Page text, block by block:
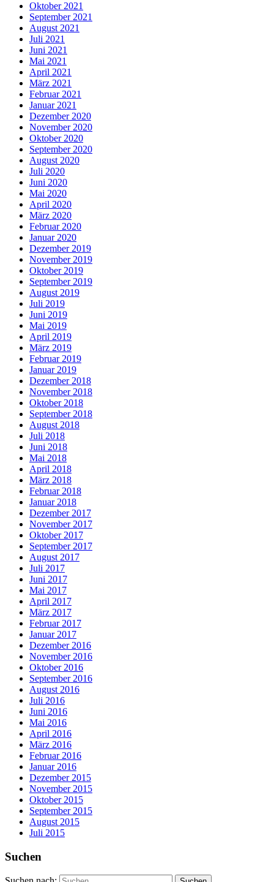
Oktober 2021
September 2021
August 2021
Juli 2021
Juni 2021
Mai 2021
April 2021
März 2021
Februar 2021
Januar 2021
Dezember 2020
November 2020
Oktober 2020
September 2020
August 2020
Juli 2020
Juni 2020
Mai 2020
April 2020
März 2020
Februar 2020
Januar 2020
Dezember 2019
November 2019
Oktober 2019
September 2019
August 2019
Juli 2019
Juni 2019
Mai 2019
April 2019
März 2019
Februar 2019
Januar 2019
Dezember 2018
November 2018
Oktober 2018
September 2018
August 2018
Juli 2018
Juni 2018
Mai 2018
April 2018
März 2018
Februar 2018
Januar 2018
Dezember 2017
November 2017
Oktober 2017
September 2017
August 2017
Juli 2017
Juni 2017
Mai 2017
April 2017
März 2017
Februar 2017
Januar 2017
Dezember 2016
November 2016
Oktober 2016
September 2016
August 2016
Juli 2016
Juni 2016
Mai 2016
April 2016
März 2016
Februar 2016
Januar 2016
Dezember 2015
November 2015
Oktober 2015
September 2015
August 2015
Juli 2015
Suchen